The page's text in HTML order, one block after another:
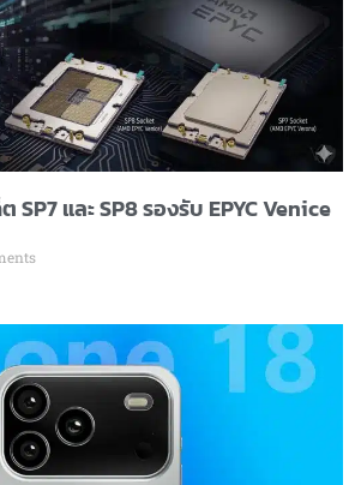
SP7 และ SP8 รองรับ EPYC Venice